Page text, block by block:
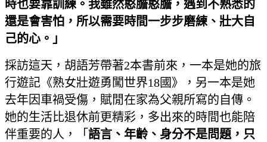
時也要靠訓練。我雖然憨膽憨膽，遇到不熟悉的
還是會害怕，所以需要時間一步步磨練、壯大自
己的心。」
採訪這天，胡語芳帶著2本書前來，一本是她的旅
行遊記《熟女壯遊勇闖世界18國》，另一本是她
去年因車禍受傷，賦閒在家為父親所寫的自傳。
她的生活比退休前更精彩，多出來的時間也能陪
伴重要的人，「 語言、年齡、身分不是問題，只